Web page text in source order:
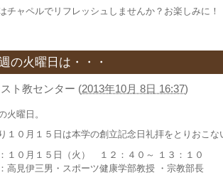
チャペルでリフレッシュしませんか？お楽しみに！
の火曜日は・・・
ト教センター (2013年10月 8日 16:37)
火曜日。
１０月１５日は本学の創立記念日礼拝をとりおこな
１０月１５日（火） １２：４０～ １３：１０
高見伊三男・スポーツ健康学部教授 ・宗教部長